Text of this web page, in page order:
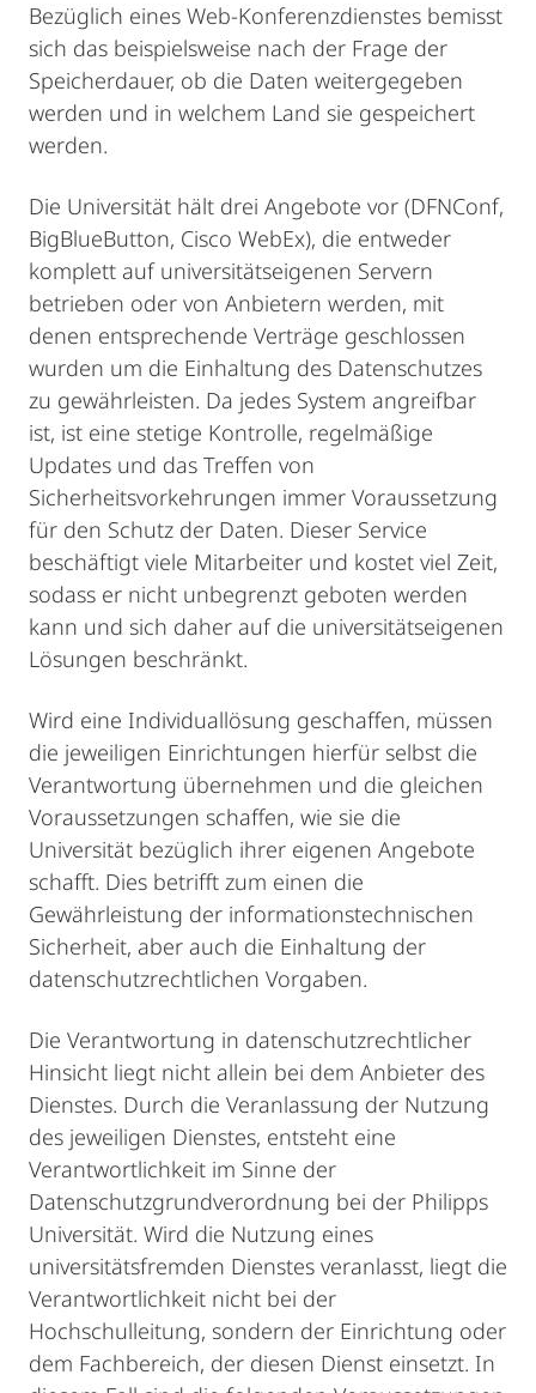
Bezüglich eines Web-Konferenzdienstes bemisst
sich das beispielsweise nach der Frage der
Speicherdauer, ob die Daten weitergegeben
werden und in welchem Land sie gespeichert
werden.
Die Universität hält drei Angebote vor (DFNConf,
BigBlueButton, Cisco WebEx), die entweder
komplett auf universitätseigenen Servern
betrieben oder von Anbietern werden, mit
denen entsprechende Verträge geschlossen
wurden um die Einhaltung des Datenschutzes
zu gewährleisten. Da jedes System angreifbar
ist, ist eine stetige Kontrolle, regelmäßige
Updates und das Treffen von
Sicherheitsvorkehrungen immer Voraussetzung
für den Schutz der Daten. Dieser Service
beschäftigt viele Mitarbeiter und kostet viel Zeit,
sodass er nicht unbegrenzt geboten werden
kann und sich daher auf die universitätseigenen
Lösungen beschränkt.
Wird eine Individuallösung geschaffen, müssen
die jeweiligen Einrichtungen hierfür selbst die
Verantwortung übernehmen und die gleichen
Voraussetzungen schaffen, wie sie die
Universität bezüglich ihrer eigenen Angebote
schafft. Dies betrifft zum einen die
Gewährleistung der informationstechnischen
Sicherheit, aber auch die Einhaltung der
datenschutzrechtlichen Vorgaben.
Die Verantwortung in datenschutzrechtlicher
Hinsicht liegt nicht allein bei dem Anbieter des
Dienstes. Durch die Veranlassung der Nutzung
des jeweiligen Dienstes, entsteht eine
Verantwortlichkeit im Sinne der
Datenschutzgrundverordnung bei der Philipps
Universität. Wird die Nutzung eines
universitätsfremden Dienstes veranlasst, liegt die
Verantwortlichkeit nicht bei der
Hochschulleitung, sondern der Einrichtung oder
dem Fachbereich, der diesen Dienst einsetzt. In